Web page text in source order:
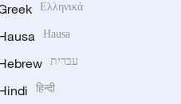
Ελληνικά
Hausa
עברית
हिन्दी